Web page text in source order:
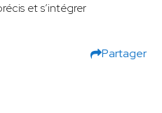
et s’intégrer
Partager